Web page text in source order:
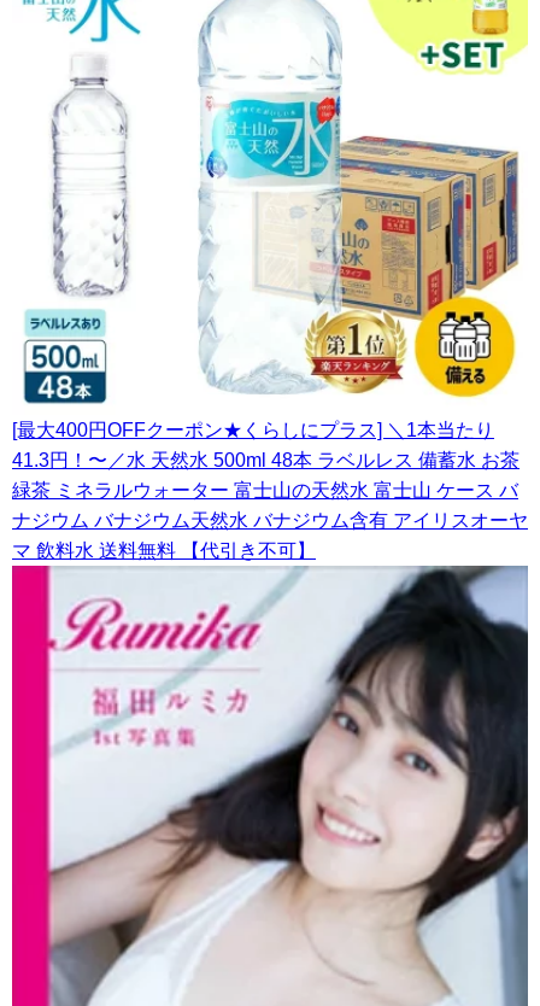
[最大400円OFFクーポン★くらしにプラス] ＼1本当たり
41.3円！〜／水 天然水 500ml 48本 ラベルレス 備蓄水 お茶
緑茶 ミネラルウォーター 富士山の天然水 富士山 ケース バ
ナジウム バナジウム天然水 バナジウム含有 アイリスオーヤ
マ 飲料水 送料無料 【代引き不可】